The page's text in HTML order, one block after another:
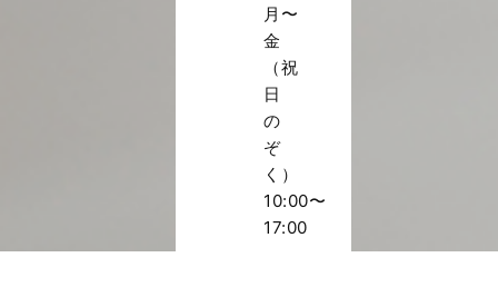
月〜
金
（祝
日
の
ぞ
く）
10:00〜
17:00